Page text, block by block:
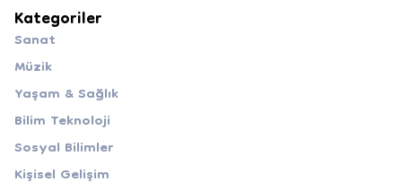
Kategoriler
Sanat
Müzik
Yaşam & Sağlık
Bilim Teknoloji
Sosyal Bilimler
Kişisel Gelişim